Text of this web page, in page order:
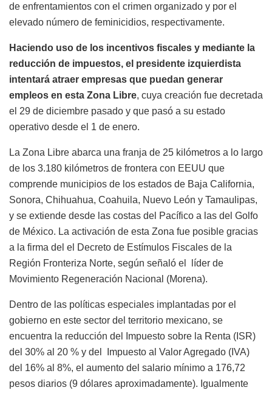
de enfrentamientos con el crimen organizado y por el
elevado número de feminicidios, respectivamente.
Haciendo uso de los incentivos fiscales y mediante la
reducción de impuestos, el presidente izquierdista
intentará atraer empresas que puedan generar
empleos en esta Zona Libre, cuya creación fue decretada
el 29 de diciembre pasado y que pasó a su estado
operativo desde el 1 de enero.
La Zona Libre abarca una franja de 25 kilómetros a lo largo
de los 3.180 kilómetros de frontera con EEUU que
comprende municipios de los estados de Baja California,
Sonora, Chihuahua, Coahuila, Nuevo León y Tamaulipas,
y se extiende desde las costas del Pacífico a las del Golfo
de México. La activación de esta Zona fue posible gracias
a la firma del el Decreto de Estímulos Fiscales de la
Región Fronteriza Norte, según señaló el líder de
Movimiento Regeneración Nacional (Morena).
Dentro de las políticas especiales implantadas por el
gobierno en este sector del territorio mexicano, se
encuentra la reducción del Impuesto sobre la Renta (ISR)
del 30% al 20 % y del Impuesto al Valor Agregado (IVA)
del 16% al 8%, el aumento del salario mínimo a 176,72
pesos diarios (9 dólares aproximadamente). Igualmente